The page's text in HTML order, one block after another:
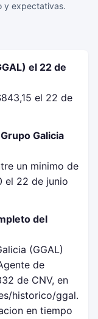
y expectativas.
el 22 de
el 22 de
Galicia
un minimo de
el 22 de junio
del
(GGAL)
de
de CNV, en
historico/ggal.
en tiempo